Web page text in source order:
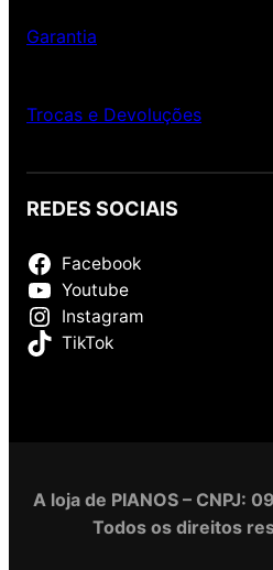
Garantia
Trocas e Devoluções
REDES SOCIAIS
Facebook
Youtube
Instagram
TikTok
A loja de PIANOS – CNPJ:
Todos os direitos